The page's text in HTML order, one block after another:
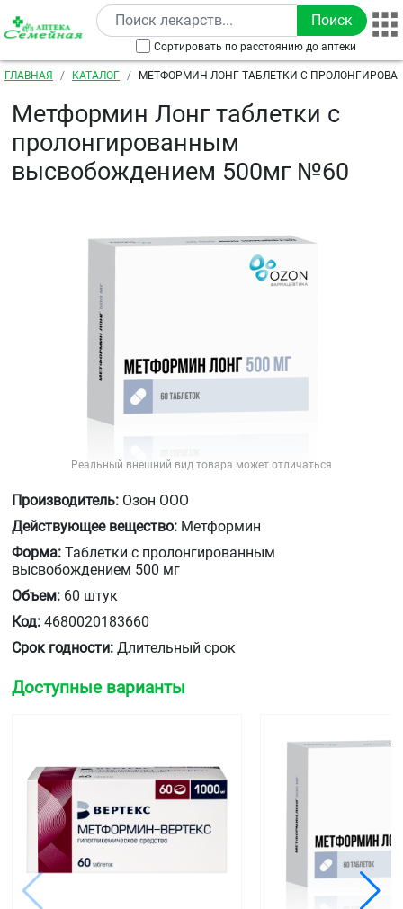
Перейти к основному содержанию
Сортировать по расстоянию до аптеки
Строка навигации
ГЛАВНАЯ КАТАЛОГ
МЕТФОРМИН ЛОНГ ТАБЛЕТКИ С
Метформин Лонг таблетки с
пролонгированным
высвобождением 500мг №60
Реальный внешний вид товара может отличаться
Производитель: Озон ООО
Действующее вещество: Метформин
Форма: Таблетки с пролонгированным
высвобождением 500 мг
Объем: 60 штук
Код: 4680020183660
Срок годности: Длительный срок
Доступные варианты